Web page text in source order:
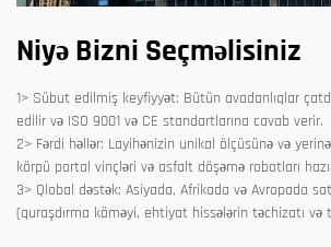
Niyə Bizni Seçməlisiniz
1> Sübut edilmiş keyfiyyət: Bütün avadanlıqlar
edilir və ISO 9001 və CE standartlarına cavab verir.
2> Fərdi həllər: Layihənizin unikal ölçüsünə və
körpü portal vinçləri və asfalt döşəmə robotları
3> Qlobal dəstək: Asiyada, Afrikada və Avropada
(quraşdırma köməyi, ehtiyat hissələrin təchizatı və